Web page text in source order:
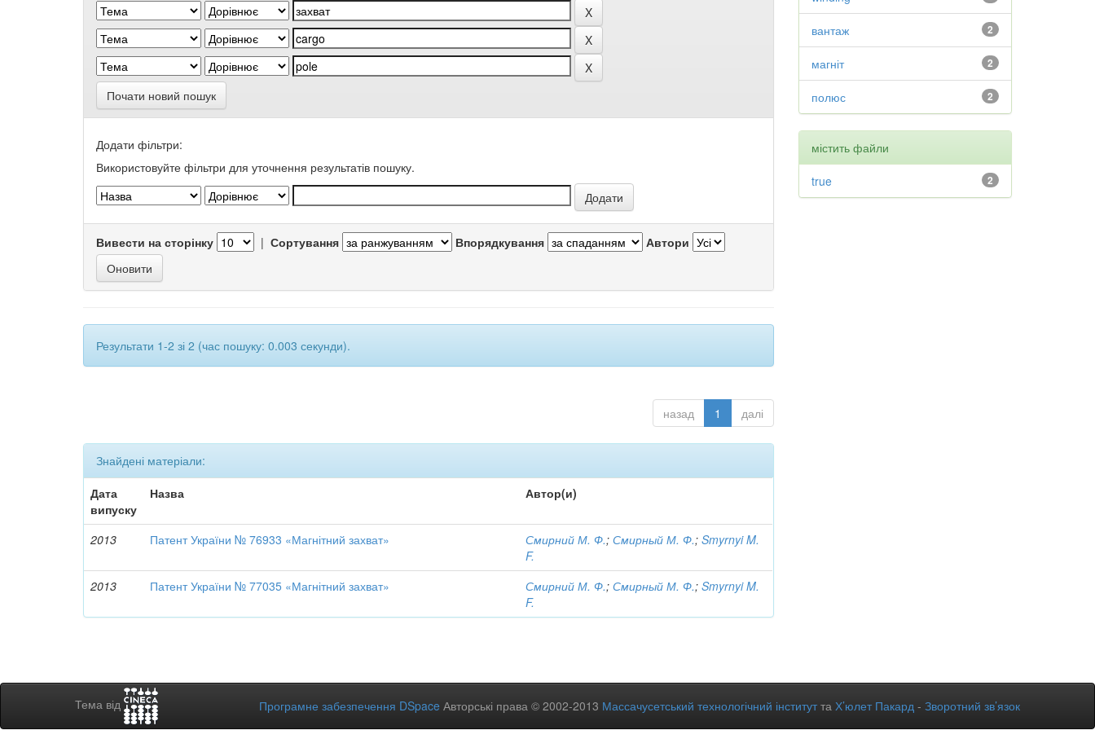
Почати новий пошук
Додати фільтри:
Використовуйте фільтри для уточнення результатів пошуку.
Вивести на сторінку | Сортування Впорядкування Автори
Результати 1-2 зі 2 (час пошуку: 0.003 секунди).
назад 1 далі
Знайдені матеріали:
Дата
випуску
Назва Автор(и)
2013 Патент України № 76933 «Магнітний захват» Смирний М. Ф.;Смирный М. Ф.;Smyrnyi M.
F.
2013
Патент України № 77035 «Магнітний захват» Смирний М. Ф.;Смирный М. Ф.;Smyrnyi M.
F.
2
вантаж
2
магніт
2
полюс
містить файли
2
true
Тема від Програмне забезпечення DSpace Авторські права © 2002-2013 Массачусетський технологічний інститутта Х’юлет Пакард - Зворотний зв’язок